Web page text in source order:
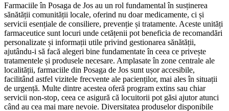
Farmaciile în Posaga de Jos au un rol fundamental în susținerea
sănătății comunității locale, oferind nu doar medicamente, ci și
servicii esențiale de consiliere, prevenție și tratamente. Aceste unități
farmaceutice sunt locuri unde cetățenii pot beneficia de recomandări
personalizate și informații utile privind gestionarea sănătății,
ajutându-i să facă alegeri bine fundamentate în ceea ce privește
tratamentele și produsele necesare. Amplasate în zone centrale ale
localității, farmaciile din Posaga de Jos sunt ușor accesibile,
facilitând astfel vizitele frecvente ale pacienților, mai ales în situații
de urgență. Multe dintre acestea oferă program extins sau chiar
servicii non-stop, ceea ce asigură că locuitorii pot găsi ajutor atunci
când au cea mai mare nevoie. Diversitatea produselor disponibile